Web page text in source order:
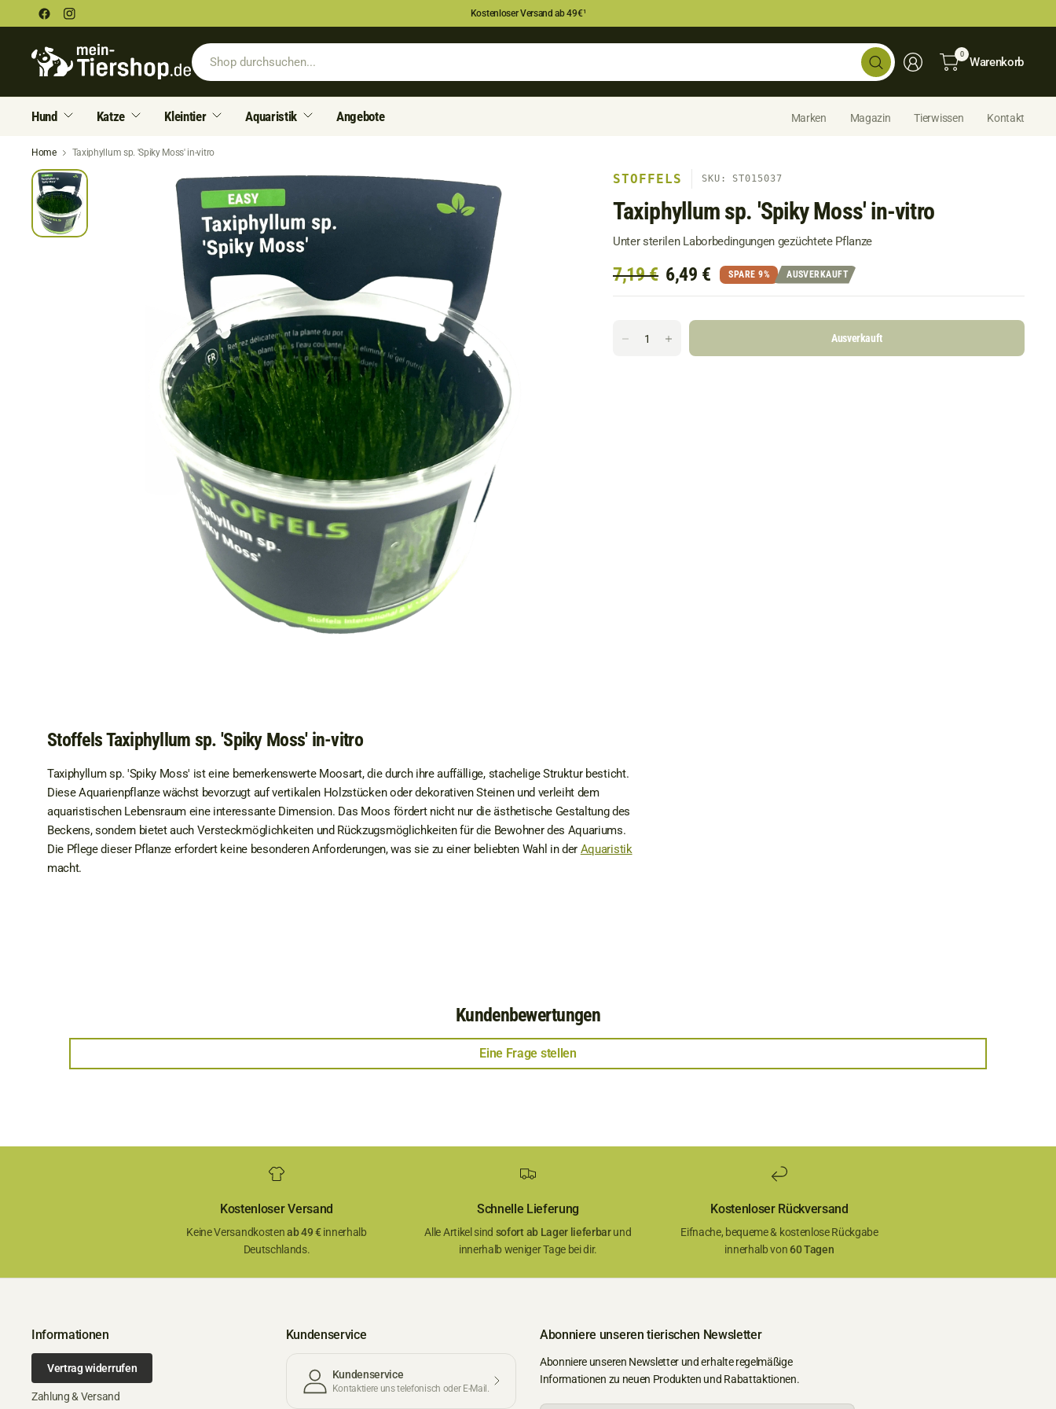
Kostenloser Versand ab 49€¹
Shop
durchsuchen...
0
Warenkorb
Hund Katze Kleintier Aquaristik Angebote Marken Magazin Tierwissen Kontakt
Home Taxiphyllum sp. 'Spiky Moss' in-vitro
STOFFELS SKU: ST015037
Taxiphyllum sp. 'Spiky Moss' in-vitro
Unter sterilen Laborbedingungen gezüchtete Pflanze
7,19 € 6,49 € SPARE 9% AUSVERKAUFT
Ausverkauft
Stoffels Taxiphyllum sp. 'Spiky Moss' in-vitro
Taxiphyllum sp. 'Spiky Moss' ist eine bemerkenswerte Moosart, die durch ihre auffällige, stachelige Struktur besticht.
Diese Aquarienpflanze wächst bevorzugt auf vertikalen Holzstücken oder dekorativen Steinen und verleiht dem
aquaristischen Lebensraum eine interessante Dimension. Das Moos fördert nicht nur die ästhetische Gestaltung des
Beckens, sondern bietet auch Versteckmöglichkeiten und Rückzugsmöglichkeiten für die Bewohner des Aquariums.
Die Pflege dieser Pflanze erfordert keine besonderen Anforderungen, was sie zu einer beliebten Wahl in der Aquaristik
macht.
Kundenbewertungen
Eine Frage stellen
Kostenloser Versand
Keine Versandkostenab 49 €innerhalb
Deutschlands.
Schnelle Lieferung
Alle Artikel sind sofort ab Lager lieferbarund
innerhalb weniger Tage bei dir.
Kostenloser Rückversand
Eifnache, bequeme & kostenlose Rückgabe
innerhalb von60 Tagen
Informationen
Vertrag widerrufen
Zahlung & Versand
Kundenservice
Kundenservice
Kontaktiere uns telefonisch oder E-Mail.
Abonniere unseren tierischen Newsletter
Abonniere unseren Newsletter und erhalte regelmäßige
Informationen zu neuen Produkten und Rabattaktionen.